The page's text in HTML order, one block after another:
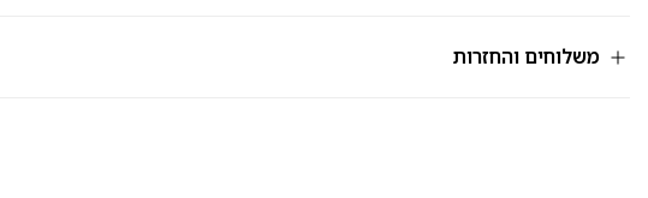
589
משלוחים והחזרות